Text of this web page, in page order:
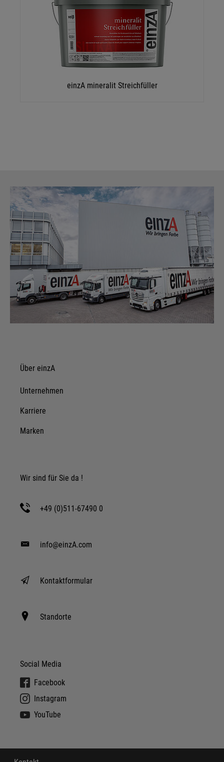
einzA mineralit Streichfüller
Über einzA
Unternehmen
Karriere
Marken
Wir sind für Sie da !
+49 (0)511-67490 0
info@einzA.com
Kontaktformular
Standorte
Social Media
Facebook
Instagram
YouTube
Impressum|Datenschutz